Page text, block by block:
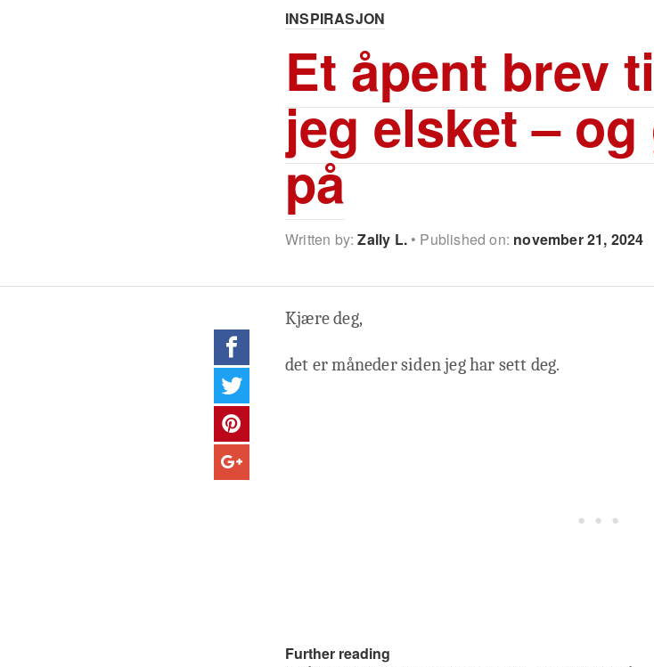
INSPIRASJON
Et åpent brev
jeg elsket –
på
Written by:Zally L. Published on: november 21, 2024
Kjære deg,
det er måneder siden jeg har sett deg.
Further reading